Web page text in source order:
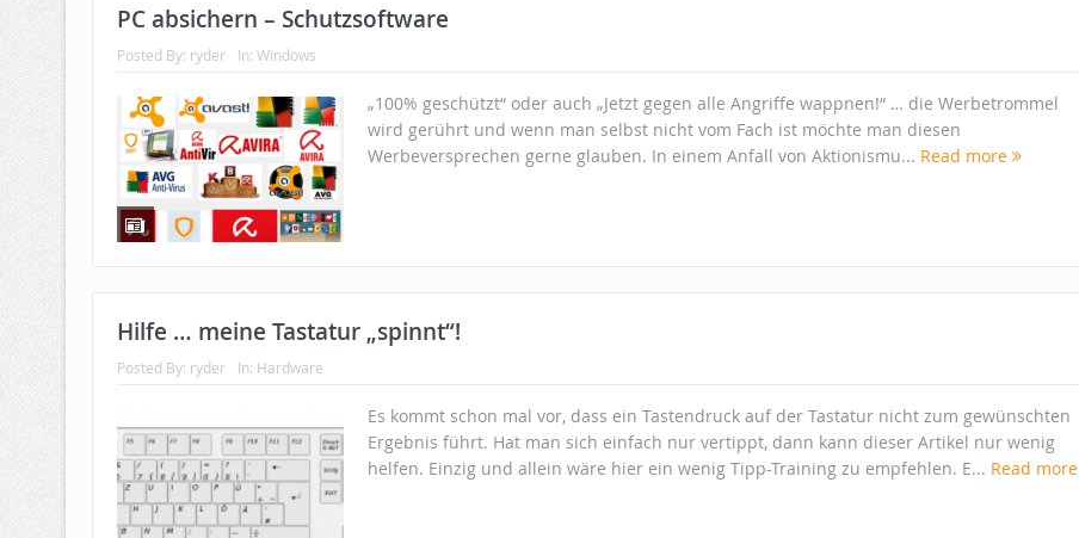
PC absichern – Schutzsoftware
Posted By: ryder In: Windows
„100% geschützt“ oder auch „Jetzt gegen alle Angriffe wappnen!“ … die Werbetrommel
wird gerührt und wenn man selbst nicht vom Fach ist möchte man diesen
Werbeversprechen gerne glauben. In einem Anfall von Aktionismu... Read more
Hilfe … meine Tastatur „spinnt“!
Posted By: ryder In: Hardware
Es kommt schon mal vor, dass ein Tastendruck auf der Tastatur nicht zum gewünschten
Ergebnis führt. Hat man sich einfach nur vertippt, dann kann dieser Artikel nur wenig
helfen. Einzig und allein wäre hier ein wenig Tipp-Training zu empfehlen. E... Read more